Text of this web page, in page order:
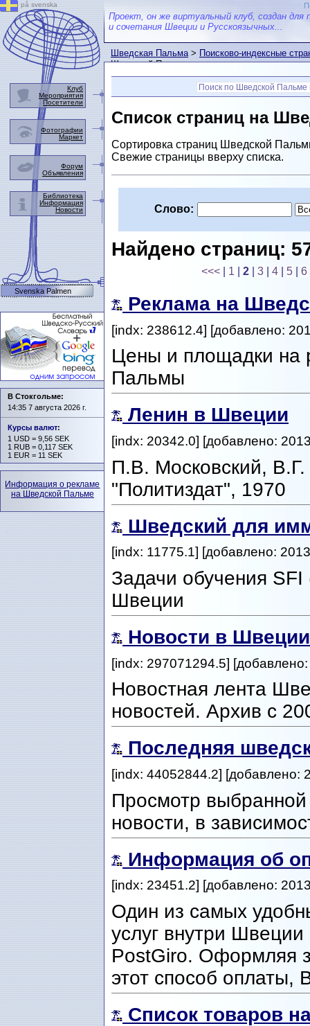
Проект, он же виртуальный клуб, создан для
и сочетания Швеции и Русскоязычных...
Шведская Пальма>Поисково-индексные
Шведской Пальме.
Поиск по Шведской Пальме
Список страниц на
Сортировка страниц Шведской
Свежие страницы вверху списка.
Слово:
Найдено страниц:
<<< 1 |2 |3 |4 5 |6
Реклама на
[indx: 238612.4] [добавлено:
Цены и площадки на
Пальмы
Ленин в Швеции
[indx: 20342.0] [добавлено:
П.В. Московский,
"Политиздат", 1970
Шведский для
[indx: 11775.1] [добавлено:
Задачи обучения
Швеции
Новости в
[indx: 297071294.5]
Новостная лента
новостей. Архив с
Последняя
[indx: 44052844.2] [добавлено:
Просмотр
новости, в
Информация об
[indx: 23451.2] [добавлено:
Один из самых
услуг внутри
PostGiro. Оформляя
этот способ оплаты,
Список товаров
på svenska
Клуб
Мероприятия
Посетители
Фотографии
Маркет
Форум
Объявления
Библиотека
Информация
Новости
Svenska Palmen
В Стокгольме:
14:35 7 августа 2026 г.
Курсы валют:
1 USD = 9,56 SEK
1 RUB = 0,117 SEK
1 EUR = 11 SEK
Информация о рекламе
на Шведской Пальме